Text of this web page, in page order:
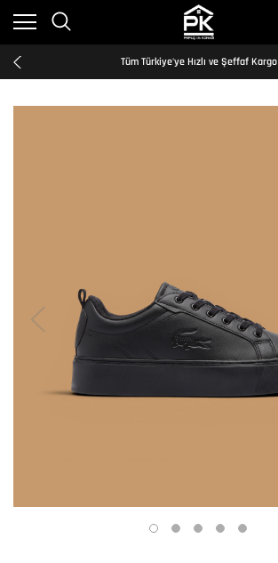
Kredi Kartına Taksit İmkanı
2500₺ ve Üzeri Ücretsiz Kargo
Tüm Türkiye'ye Hızlı ve Şeffaf Kargo
Kredi Kartına Taksit İmkanı